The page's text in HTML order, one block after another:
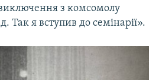
з комсомолу
Так я вступив до семінарії».